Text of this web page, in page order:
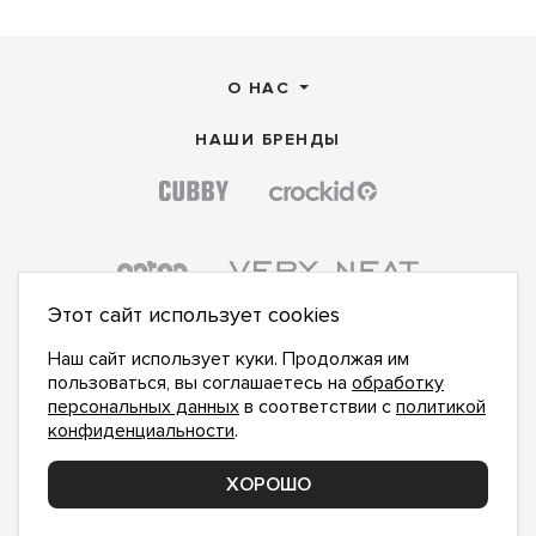
О НАС
НАШИ БРЕНДЫ
ПОДПИСАТЬСЯ НА НОВОСТИ:
сполитикой конфиденциальностиознакомлен и
Этот сайт использует cookies
Наш сайт использует куки. Продолжая им
пользоваться, вы соглашаетесь на обработку
персональных данных в соответствии с политикой
конфиденциальности.
ХОРОШО